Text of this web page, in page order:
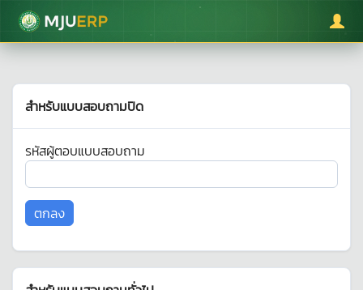
มหาวิทยาลัยแม่โจ้
สำหรับแบบสอบถามปิด
รหัสผู้ตอบแบบสอบถาม